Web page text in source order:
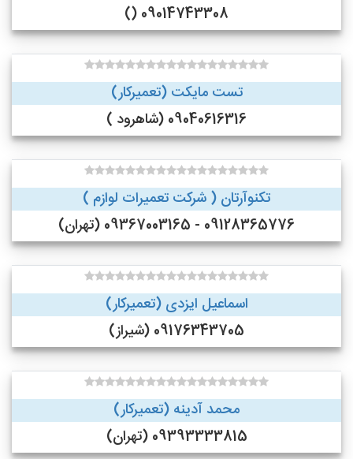
09014743308 ()
تست مایکت (تعمیرکار)
09040616316 (شاهرود )
تکنوآرتان ( شرکت تعمیرات لوازم )
09128365776 - 09367003165 (تهران)
اسماعیل ایزدی (تعمیرکار)
09176343705 (شیراز)
محمد آدینه (تعمیرکار)
09393333815 (تهران)